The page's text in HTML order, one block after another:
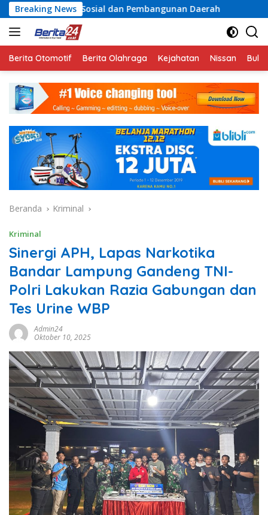
Langsung
ke
konten
Breaking News
dan Pembangunan Daerah Rayakan Semangat
Berita Otomotif Berita Olahraga Kejahatan Nissan
Beranda Kriminal
Kriminal
Sinergi APH, Lapas Narkotika
Bandar Lampung Gandeng TNI-
Polri Lakukan Razia Gabungan dan
Tes Urine WBP
Admin24
Oktober 10, 2025